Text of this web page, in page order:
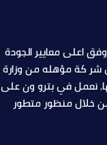
اعلى معايير الجودة
شر كة مؤهله من وزارة
نعمل في بترو ون على
من خلال منظور متطور